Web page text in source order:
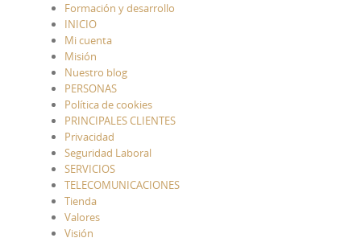
Formación y desarrollo
INICIO
Mi cuenta
Misión
Nuestro blog
PERSONAS
Política de cookies
PRINCIPALES CLIENTES
Privacidad
Seguridad Laboral
SERVICIOS
TELECOMUNICACIONES
Tienda
Valores
Visión